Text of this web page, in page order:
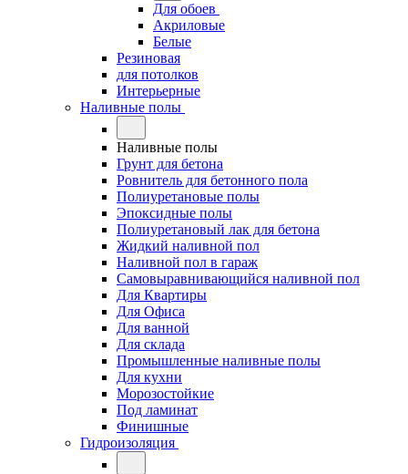
Для обоев
Акриловые
Белые
Резиновая
для потолков
Интерьерные
Наливные полы
Наливные полы
Грунт для бетона
Ровнитель для бетонного пола
Полиуретановые полы
Эпоксидные полы
Полиуретановый лак для бетона
Жидкий наливной пол
Наливной пол в гараж
Самовыравнивающийся наливной пол
Для Квартиры
Для Офиса
Для ванной
Для склада
Промышленные наливные полы
Для кухни
Морозостойкие
Под ламинат
Финишные
Гидроизоляция